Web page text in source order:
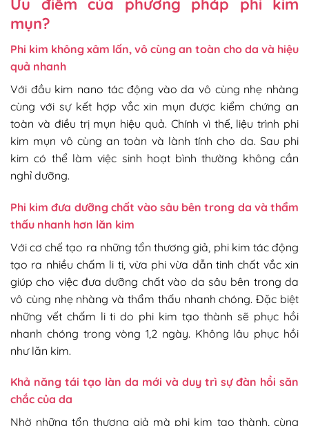
Ưu điểm của phương pháp phi kim
mụn?
Phi kim không xâm lấn, vô cùng an toàn cho da và hiệu
quả nhanh
Với đầu kim nano tác động vào da vô cùng nhẹ nhàng
cùng với sự kết hợp vắc xin mụn được kiểm chứng an
toàn và điều trị mụn hiệu quả. Chính vì thế, liệu trình phi
kim mụn vô cùng an toàn và lành tính cho da. Sau phi
kim có thể làm việc sinh hoạt bình thường không cần
nghỉ dưỡng.
Phi kim đưa dưỡng chất vào sâu bên trong da và thẩm
thấu nhanh hơn lăn kim
Với cơ chế tạo ra những tổn thương giả, phi kim tác động
tạo ra nhiều chấm li ti, vừa phi vừa dẫn tinh chất vắc xin
giúp cho việc đưa dưỡng chất vào da sâu bên trong da
vô cùng nhẹ nhàng và thẩm thấu nhanh chóng. Đặc biệt
những vết chấm li ti do phi kim tạo thành sẽ phục hồi
nhanh chóng trong vòng 1,2 ngày. Không lâu phục hồi
như lăn kim.
Khả năng tái tạo làn da mới và duy trì sự đàn hồi săn
chắc của da
Nhờ những tổn thương giả mà phi kim tạo thành, cùng